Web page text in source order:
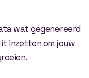
wat gegenereerd
inzetten om jouw